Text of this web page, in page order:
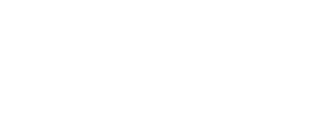
Ganze – um Nachfolge,